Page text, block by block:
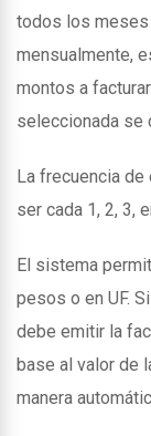
todos los
mensualmente,
montos a
seleccionada se
La frecuencia
ser cada 1, 2, 3,
El sistema
pesos o en UF.
debe emitir la
base al valor de
manera